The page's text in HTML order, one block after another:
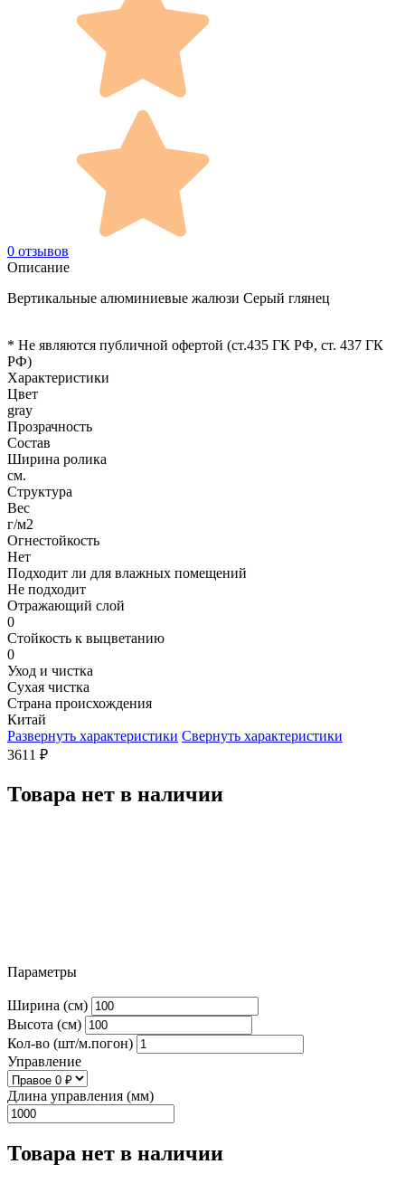
0 отзывов
Описание
Вертикальные алюминиевые жалюзи Серый глянец
* Не являются публичной офертой (ст.435 ГК РФ, cт. 437 ГК
РФ)
Характеристики
Цвет
gray
Прозрачность
Состав
Ширина ролика
см.
Структура
Вес
г/м2
Огнестойкость
Нет
Подходит ли для влажных помещений
Не подходит
Отражающий слой
0
Стойкость к выцветанию
0
Уход и чистка
Сухая чистка
Страна происхождения
Китай
Развернуть характеристики Свернуть характеристики
3611 ₽
Товара нет в наличии
Параметры
Ширина (см)
Высота (см)
Кол-во (шт/м.погон)
Управление
Длина управления (мм)
Товара нет в наличии